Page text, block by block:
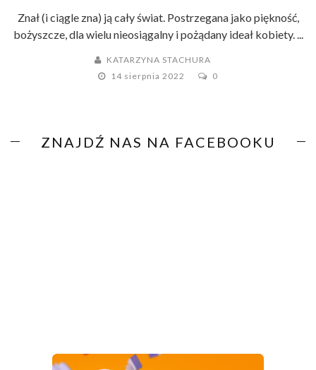
Znał (i ciągle zna) ją cały świat. Postrzegana jako piękność,
bożyszcze, dla wielu nieosiągalny i pożądany ideał kobiety. ...
KATARZYNA STACHURA
14 sierpnia 2022
0
ZNAJDŹ NAS NA FACEBOOKU